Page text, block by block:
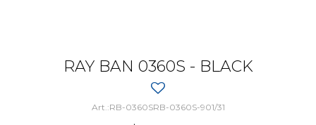
RAY BAN 0360S - BLACK
RB-0360SRB-0360S-901/31